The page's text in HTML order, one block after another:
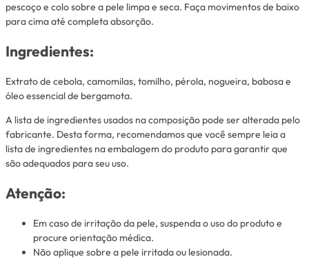
pescoço e colo sobre a pele limpa e seca. Faça movimentos de baixo
para cima até completa absorção.
Ingredientes:
Extrato de cebola, camomilas, tomilho, pérola, nogueira, babosa e
óleo essencial de bergamota.
A lista de ingredientes usados na composição pode ser alterada pelo
fabricante. Desta forma, recomendamos que você sempre leia a
lista de ingredientes na embalagem do produto para garantir que
são adequados para seu uso.
Atenção:
Em caso de irritação da pele, suspenda o uso do produto e
procure orientação médica.
Não aplique sobre a pele irritada ou lesionada.